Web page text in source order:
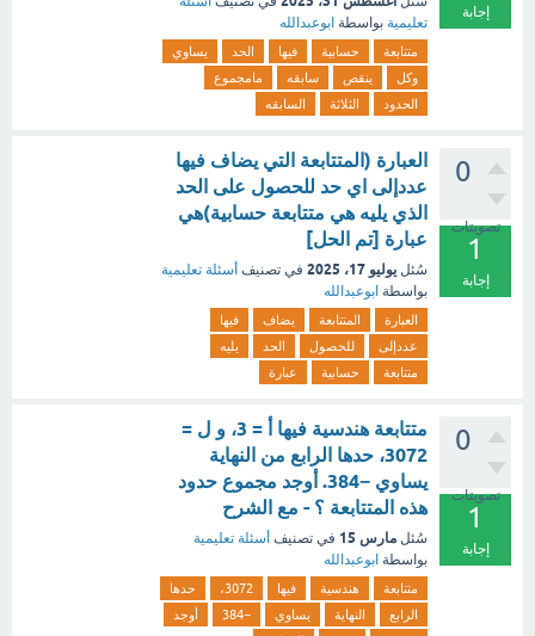
إجابة
تعليمية بواسطة ابوعبدالله
متتابعة حسابية فيها الحد
يساوي
وكل
ينقص سابقه
مامجموع
الحدود
الثلاثة السابقه
0
تصويتات
1
إجابة
العبارة (المتتابعة التي يضاف فيها
عددإلى اي حد للحصول على الحد
الذي يليه هي متتابعة حسابية)هي
عبارة [تم الحل]
سُئل يوليو 17، 2025 في تصنيف أسئلة تعليمية
بواسطة ابوعبدالله
العبارة المتتابعة يضاف
فيها
عددإلى
للحصول الحد
يليه
متتابعة
حسابية عبارة
0
تصويتات
1
إجابة
متتابعة هندسية فيها أ = 3، و ل =
3072، حدها الرابع من النهاية
يساوي −384. أوجد مجموع حدود
هذه المتتابعة ؟ - مع الشرح
سُئل مارس 15 في تصنيف أسئلة تعليمية
بواسطة ابوعبدالله
متتابعة هندسية فيها 3072،
حدها
الرابع
النهاية يساوي −384
أوجد